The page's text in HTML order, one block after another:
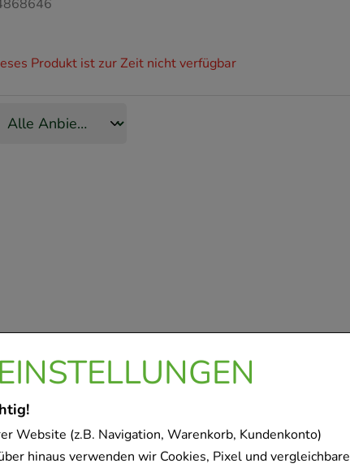
Website (z.B. Navigation, Warenkorb, Kundenkonto)
hinaus verwenden wir Cookies, Pixel und vergleichbare
Produkt ist zur Zeit nicht verfügbar